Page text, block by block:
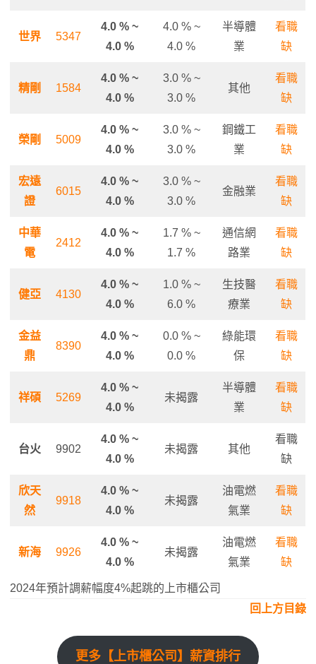
世界 5347
4.0 % ~
4.0 %
4.0 % ~
4.0 %
半導體
業
看職
缺
精剛 1584
4.0 % ~
4.0 %
3.0 % ~
3.0 %
其他
看職
缺
榮剛 5009
4.0 % ~
4.0 %
3.0 % ~
3.0 %
鋼鐵工
業
看職
缺
宏遠
證
6015
4.0 % ~
4.0 %
3.0 % ~
3.0 %
金融業
看職
缺
中華
電
2412
4.0 % ~
4.0 %
1.7 % ~
1.7 %
通信網
路業
看職
缺
健亞 4130
4.0 % ~
4.0 %
1.0 % ~
6.0 %
生技醫
療業
看職
缺
金益
鼎
8390
4.0 % ~
4.0 %
0.0 % ~
0.0 %
綠能環
保
看職
缺
祥碩 5269
4.0 % ~
4.0 %
未揭露
半導體
業
看職
缺
台火 9902
4.0 % ~
4.0 %
未揭露 其他
看職
缺
欣天
然
9918
4.0 % ~
4.0 %
未揭露
油電燃
氣業
看職
缺
新海 9926
4.0 % ~
4.0 %
未揭露
油電燃
氣業
看職
缺
2024年預計調薪幅度4%起跳的上市櫃公司
回上方目錄
更多【上市櫃公司】薪資排行